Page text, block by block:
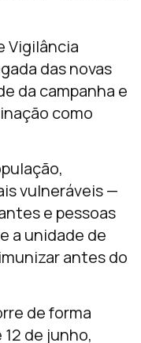
Vigilância
das novas
da campanha e
como
vulneráveis —
e pessoas
a unidade de
antes do
de forma
de junho,